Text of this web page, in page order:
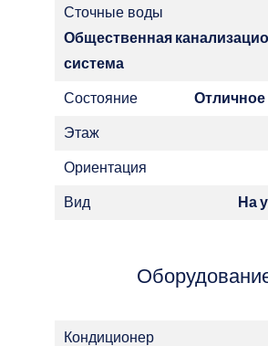
Сточные воды
Общественная
система
Состояние
Отличное
Этаж
Ориентация
Вид
На
Кондиционер